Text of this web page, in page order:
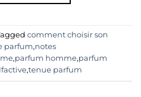
comment choisir son
parfum,notes
,parfum homme,parfum
,tenue parfum